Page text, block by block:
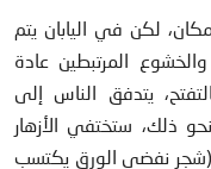
لكن في اليابان يتم
المرتبطين عادة
يتدفق الناس إلى
في غضون 10 أيام أو نحو ذلك، ستختفي الأزهار
(شجر نفضي الورق يكتسب